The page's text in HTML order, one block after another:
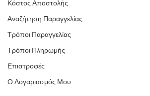
Κόστος Αποστολής
Αναζήτηση Παραγγελίας
Τρόποι Παραγγελίας
Τρόποι Πληρωμής
Επιστροφές
Ο Λογαριασμός Μου